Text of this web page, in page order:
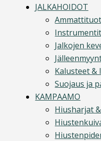
JALKAHOIDOT
Instrumentit
Jalkojen
Kalusteet &
Suojaus ja
KAMPAAMO
Hiusharjat